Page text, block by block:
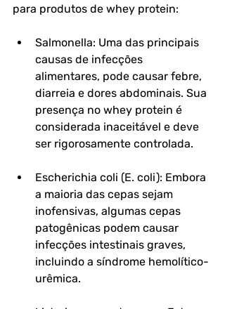
para produtos de whey protein:
Salmonella: Uma das principais
causas de infecções
alimentares, pode causar febre,
diarreia e dores abdominais. Sua
presença no whey protein é
considerada inaceitável e deve
ser rigorosamente controlada.
Escherichia coli (E. coli): Embora
a maioria das cepas sejam
inofensivas, algumas cepas
patogênicas podem causar
infecções intestinais graves,
incluindo a síndrome hemolítico-
urêmica.